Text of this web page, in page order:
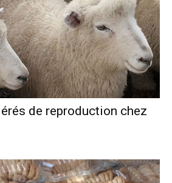
de reproduction chez